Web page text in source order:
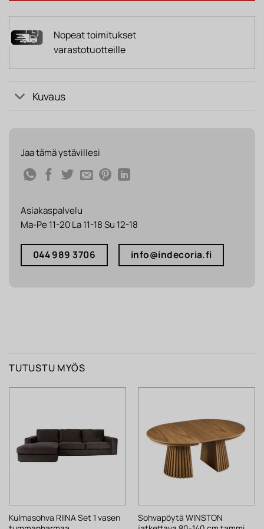
Nopeat toimitukset
varastotuotteille
Kuvaus
Jaa tämä ystävillesi
Asiakaspalvelu
Ma-Pe 11-20 La 11-18 Su 12-18
044 989 3706 info@indecoria.fi
TUTUSTU MYÖS
Kulmasohva RIINA Set 1 vasen
Sohvapöytä WINSTON